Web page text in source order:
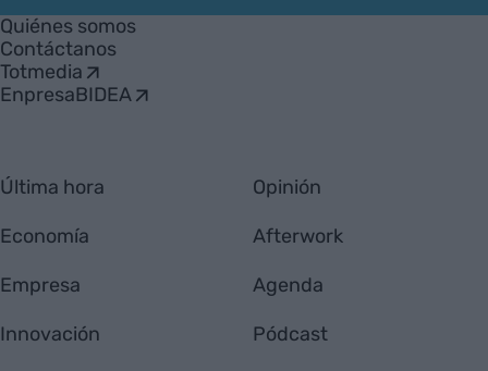
Empresa
Quiénes somos
Contáctanos
Totmedia
EnpresaBIDEA
Última hora
Economía
Empresa
Innovación
Opinión
Afterwork
Agenda
Pódcast